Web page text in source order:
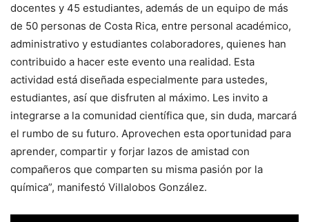
docentes y 45 estudiantes, además de un equipo de más
de 50 personas de Costa Rica, entre personal académico,
administrativo y estudiantes colaboradores, quienes han
contribuido a hacer este evento una realidad. Esta
actividad está diseñada especialmente para ustedes,
estudiantes, así que disfruten al máximo. Les invito a
integrarse a la comunidad científica que, sin duda, marcará
el rumbo de su futuro. Aprovechen esta oportunidad para
aprender, compartir y forjar lazos de amistad con
compañeros que comparten su misma pasión por la
química”, manifestó Villalobos González.